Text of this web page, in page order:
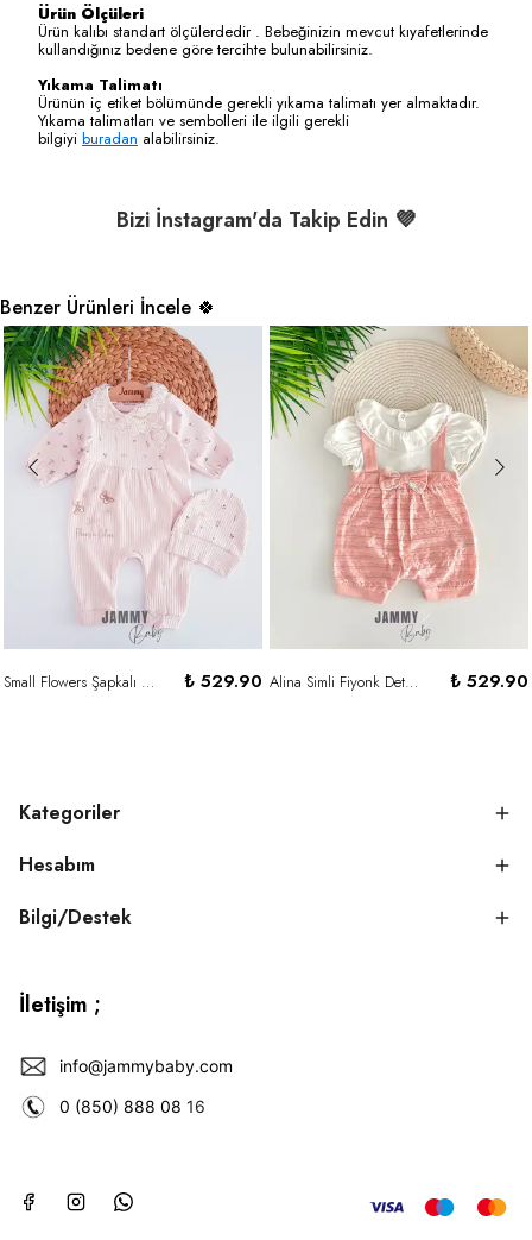
Ürün Ölçüleri
Ürün kalıbı standart ölçülerdedir . Bebeğinizin mevcut kıyafetlerinde
kullandığınız bedene göre tercihte bulunabilirsiniz.
Yıkama Talimatı
Ürünün iç etiket bölümünde gerekli yıkama talimatı yer almaktadır.
Yıkama talimatları ve sembolleri ile ilgili gerekli
bilgiyi buradan alabilirsiniz.
Bizi İnstagram'da Takip Edin 💜
Benzer Ürünleri İncele 🍀
Small Flowers Şapkalı Kaşkorse Tulum Set-SOFT PUDRA ₺ 529.90 Alina Simli Fiyonk Detaylı Barbatöz Tulum-SOMON ₺ 529.90
Kategoriler
Hesabım
Bilgi/Destek
İletişim ;
info@jammybaby.com
0 (850) 888 08 16